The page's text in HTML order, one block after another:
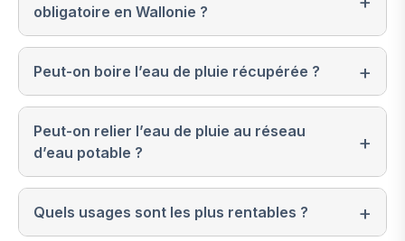
obligatoire en Wallonie ?
Peut-on boire l’eau de pluie récupérée ?
Peut-on relier l’eau de pluie au réseau
d’eau potable ?
Quels usages sont les plus rentables ?